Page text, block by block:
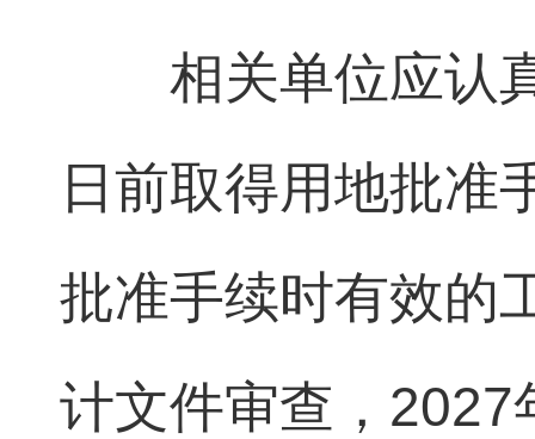
相关单位应认
日前取得用地批准
批准手续时有效的
计文件审查，